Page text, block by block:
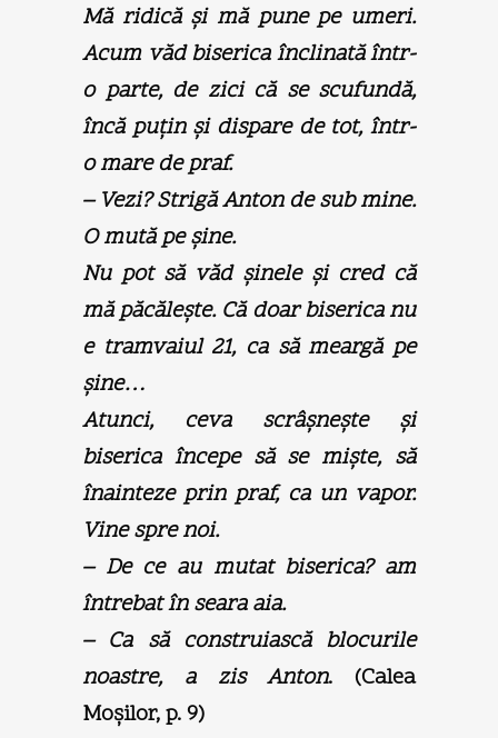
Mă ridică şi mă pune pe umeri.
Acum văd biserica înclinată într-
o parte, de zici că se scufundă,
încă puţin şi dispare de tot, într-
o mare de praf.
– Vezi? Strigă Anton de sub mine.
O mută pe şine.
Nu pot să văd şinele şi cred că
mă păcăleşte. Că doar biserica nu
e tramvaiul 21, ca să meargă pe
şine…
Atunci, ceva scrâşneşte şi
biserica începe să se mişte, să
înainteze prin praf, ca un vapor.
Vine spre noi.
– De ce au mutat biserica? am
întrebat în seara aia.
– Ca să construiască blocurile
noastre, a zis Anton. (Calea
Moşilor, p. 9)